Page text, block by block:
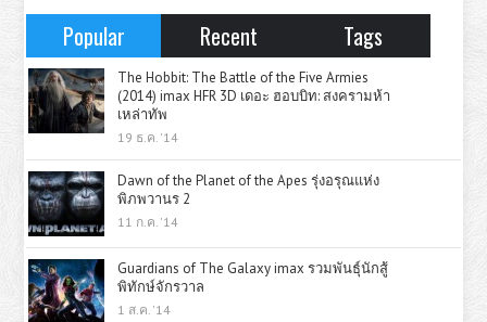
Popular Recent Tags
The Hobbit: The Battle of the Five Armies
(2014) imax HFR 3D เดอะ ฮอบบิท: สงครามห้า
เหล่าทัพ
19 ธ.ค. '14
Dawn of the Planet of the Apes รุ่งอรุณแห่ง
พิภพวานร 2
11 ก.ค. '14
Guardians of The Galaxy imax รวมพันธุ์นักสู้
พิทักษ์จักรวาล
1 ส.ค. '14